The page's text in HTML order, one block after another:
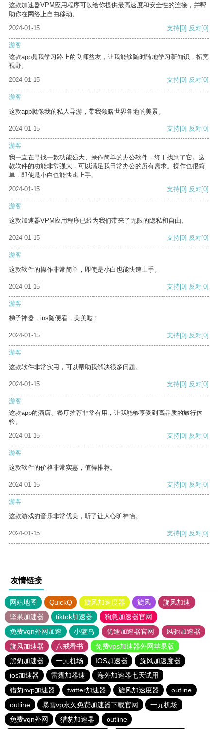
这款加速器VPM应用程序可以给你提供最高速度和安全性的连接，并帮
助你在网络上自由移动。
2024-01-15
支持[0] 反对[0]
游客
这款app是我学习路上的良师益友，让我能够随时随地学习新知识，拓宽
视野。
2024-01-15
支持[0] 反对[0]
游客
这款app就像我的私人导游，带我领略世界各地的美景。
2024-01-15 支持[0] 反对[0]
游客
我一直在寻找一款功能强大、操作简单的办公软件，终于找到了它。这
款软件的功能非常强大，可以满足我日常办公的所有需求。操作也很简
单，即使是小白也能快速上手。
2024-01-15
支持[0] 反对[0]
游客
这款加速器VPM应用程序已经为我们带来了无限的隐私和自由。
2024-01-15 支持[0] 反对[0]
游客
这款软件的操作非常简单，即使是小白也能快速上手。
2024-01-15 支持[0] 反对[0]
游客
梯子神器，ins随便看，美美哒！
2024-01-15 支持[0] 反对[0]
游客
这款软件非常实用，可以帮助我解决很多问题。
2024-01-15 支持[0] 反对[0]
游客
这款app的酒店、餐厅推荐非常有用，让我能够享受到高品质的旅行体
验。
2024-01-15
支持[0] 反对[0]
游客
这款软件的价格非常实惠，值得推荐。
2024-01-15 支持[0] 反对[0]
游客
这款游戏的音乐非常优美，听了让人心旷神怡。
2024-01-15 支持[0] 反对[0]
友情链接
网站地图 QuickQ 旋风加速度器 旋风
旋风加速
坚果加速器
tiktok加速器
狗急加速器官网
免费vqn外网加速
小蓝鸟 优途加速器官网
风驰加速器
旋风加速器
八戒看书
免费vps加速器外网苹果版
黑豹加速器
一元机场 IOS加速器
旋风加速度器
ios加速器
雷霆加器速
海外加速器七天试用
猎豹nvp加速器
twitter加速器 旋风加速度器
outline
outline
暴雪vp永久免费加速器下载官网
一元机场
免费vqn外网
猎豹加速器 outline